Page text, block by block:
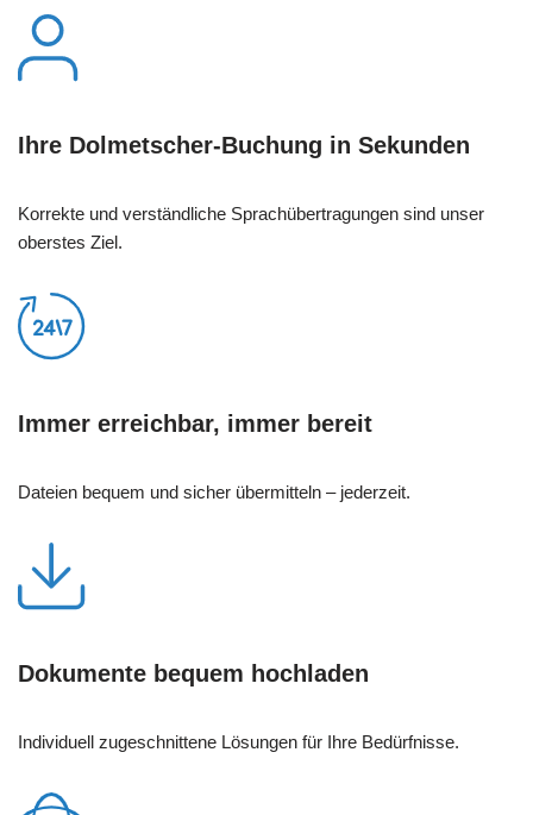
Ihre Dolmetscher-Buchung in Sekunden
Korrekte und verständliche Sprachübertragungen sind unser
oberstes Ziel.
Immer erreichbar, immer bereit
Dateien bequem und sicher übermitteln – jederzeit.
Dokumente bequem hochladen
Individuell zugeschnittene Lösungen für Ihre Bedürfnisse.